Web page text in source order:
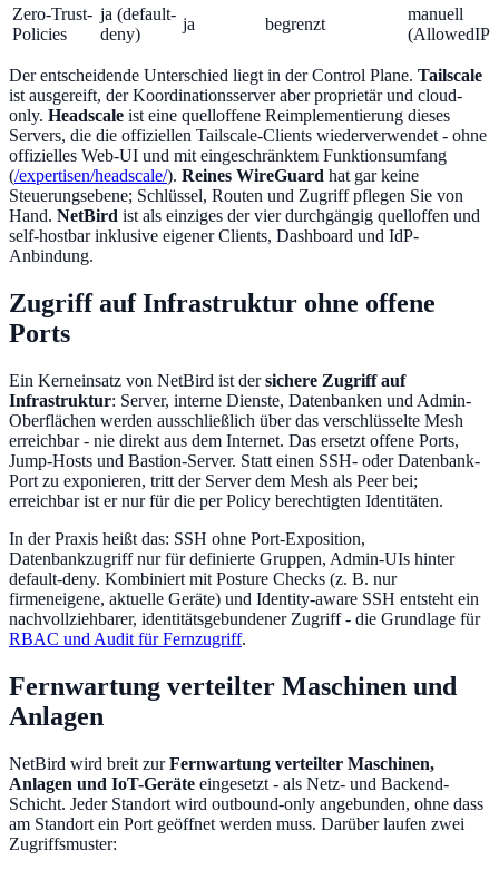
Zero-Trust-
Policies
ja (default-
deny)
ja begrenzt
manuell
Der entscheidende Unterschied liegt in der Control Plane. Tailscale
ist ausgereift, der Koordinationsserver aber proprietär und cloud-
only. Headscale ist eine quelloffene Reimplementierung dieses
Servers, die die offiziellen Tailscale-Clients wiederverwendet - ohne
offizielles Web-UI und mit eingeschränktem Funktionsumfang
(/expertisen/headscale/). Reines WireGuard hat gar keine
Steuerungsebene; Schlüssel, Routen und Zugriff pflegen Sie von
Hand. NetBird ist als einziges der vier durchgängig quelloffen und
self-hostbar inklusive eigener Clients, Dashboard und IdP-
Anbindung.
Zugriff auf Infrastruktur ohne offene
Ports
Ein Kerneinsatz von NetBird ist dersichere Zugriff auf
Infrastruktur: Server, interne Dienste, Datenbanken und Admin-
Oberflächen werden ausschließlich über das verschlüsselte Mesh
erreichbar - nie direkt aus dem Internet. Das ersetzt offene Ports,
Jump-Hosts und Bastion-Server. Statt einen SSH- oder Datenbank-
Port zu exponieren, tritt der Server dem Mesh als Peer bei;
erreichbar ist er nur für die per Policy berechtigten Identitäten.
In der Praxis heißt das: SSH ohne Port-Exposition,
Datenbankzugriff nur für definierte Gruppen, Admin-UIs hinter
default-deny. Kombiniert mit Posture Checks (z. B. nur
firmeneigene, aktuelle Geräte) und Identity-aware SSH entsteht ein
nachvollziehbarer, identitätsgebundener Zugriff - die Grundlage für
RBAC und Audit für Fernzugriff.
Fernwartung verteilter Maschinen und
Anlagen
NetBird wird breit zurFernwartung verteilter Maschinen,
Anlagen und IoT-Geräte eingesetzt - als Netz- und Backend-
Schicht. Jeder Standort wird outbound-only angebunden, ohne dass
am Standort ein Port geöffnet werden muss. Darüber laufen zwei
Zugriffsmuster: